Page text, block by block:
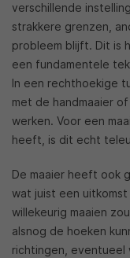
verschillende
strakkere grenzen,
probleem blijft. Dit is
een fundamentele
In een rechthoekige
met de handmaaier
werken. Voor een
heeft, is dit echt
De maaier heeft ook
wat juist een
willekeurig maaien
alsnog de hoeken
richtingen, eventueel